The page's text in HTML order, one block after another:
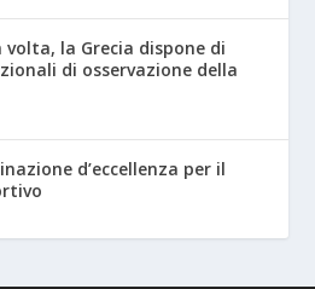
volta, la Grecia dispone di
di osservazione della
d’eccellenza per il